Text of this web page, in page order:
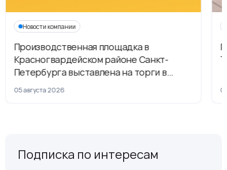
Новости компании
Производственная площадка в
Красногвардейском районе Санкт-
Петербурга выставлена на торги в
рамках приватизации
05 августа 2026
Подписка по интересам